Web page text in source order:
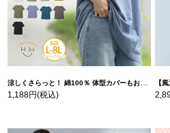
涼しくさらっと！ 綿100％ 体型カバーもお洒落も叶える 風合いコットン ゆるシルエット ドルマン | 大きいサイズの通販ならハッピーマリリン
1,188円(税込)
【風通